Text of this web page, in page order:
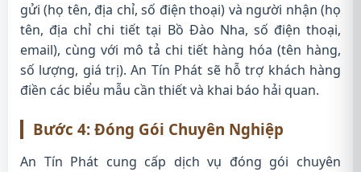
gửi (họ tên, địa chỉ, số điện thoại) và người nhận (họ
tên, địa chỉ chi tiết tại Bồ Đào Nha, số điện thoại,
email), cùng với mô tả chi tiết hàng hóa (tên hàng,
số lượng, giá trị). An Tín Phát sẽ hỗ trợ khách hàng
điền các biểu mẫu cần thiết và khai báo hải quan.
Bước 4: Đóng Gói Chuyên Nghiệp
An Tín Phát cung cấp dịch vụ đóng gói chuyên